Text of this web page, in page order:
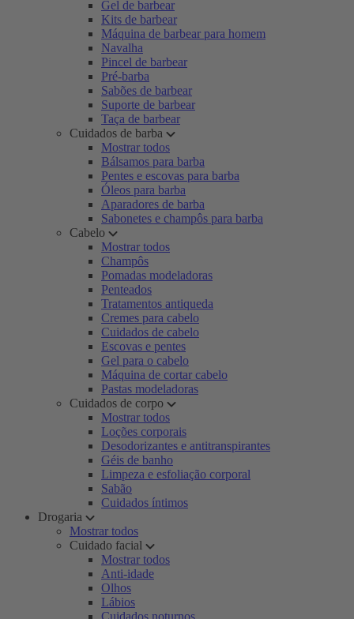
Gel de barbear
Kits de barbear
Máquina de barbear para homem
Navalha
Pincel de barbear
Pré-barba
Sabões de barbear
Suporte de barbear
Taça de barbear
Cuidados de barba
Mostrar todos
Bálsamos para barba
Pentes e escovas para barba
Óleos para barba
Aparadores de barba
Sabonetes e champôs para barba
Cabelo
Mostrar todos
Champôs
Pomadas modeladoras
Penteados
Tratamentos antiqueda
Cremes para cabelo
Cuidados de cabelo
Escovas e pentes
Gel para o cabelo
Máquina de cortar cabelo
Pastas modeladoras
Cuidados de corpo
Mostrar todos
Loções corporais
Desodorizantes e antitranspirantes
Géis de banho
Limpeza e esfoliação corporal
Sabão
Cuidados íntimos
Drogaria
Mostrar todos
Cuidado facial
Mostrar todos
Anti-idade
Olhos
Lábios
Cuidados noturnos